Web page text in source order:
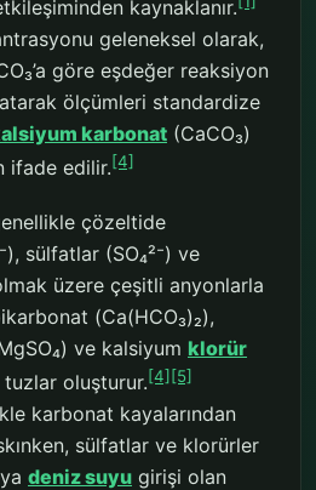
kaynaklanır.
geleneksel olarak,
göre eşdeğer reaksiyon
ölçümleri standardize
karbonat (CaCO₃)
ifade edilir.[4]
çözeltide
sülfatlar (SO₄²⁻) ve
üzere çeşitli anyonlarla
(Ca(HCO₃)₂),
ve kalsiyum klorür
oluşturur.[4][5]
karbonat kayalarından
sülfatlar ve klorürler
deniz suyu girişi olan